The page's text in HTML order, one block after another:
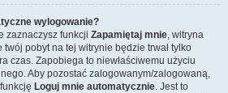
wylogowanie?
zaznaczysz funkcji Zapamiętaj mnie, witryna
pobyt na tej witrynie będzie trwał tylko
czas. Zapobiega to niewłaściwemu użyciu
Aby pozostać zalogowanym/zalogowaną,
Loguj mnie automatycznie. Jest to